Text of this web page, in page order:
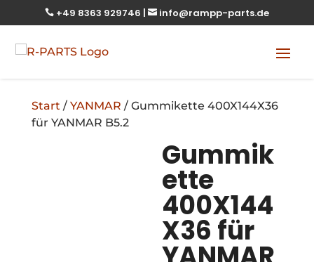
 +49 8363 929746 |  info@rampp-parts.de
Start / YANMAR / Gummikette 400X144X36
für YANMAR B5.2
Gummik
ette
400X144
X36 für